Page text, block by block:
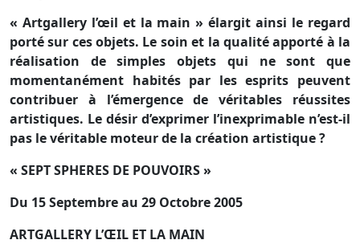
« Artgallery l’œil et la main » élargit ainsi le regard
porté sur ces objets. Le soin et la qualité apporté à la
réalisation de simples objets qui ne sont que
momentanément habités par les esprits peuvent
contribuer à l’émergence de véritables réussites
artistiques. Le désir d’exprimer l’inexprimable n’est-il
pas le véritable moteur de la création artistique ?
« SEPT SPHERES DE POUVOIRS »
Du 15 Septembre au 29 Octobre 2005
ARTGALLERY L’ŒIL ET LA MAIN